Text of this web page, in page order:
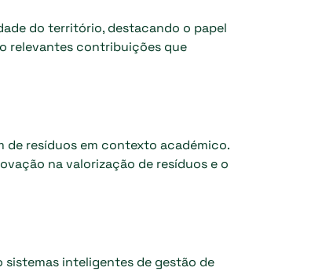
do território, destacando o papel
relevantes contribuições que
de resíduos em contexto académico.
na valorização de resíduos e o
inteligentes de gestão de